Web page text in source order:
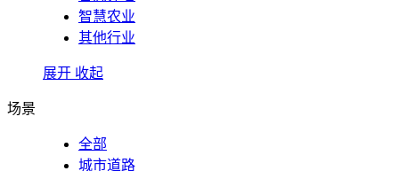
智慧农业
其他行业
展开 收起
场景
全部
城市道路